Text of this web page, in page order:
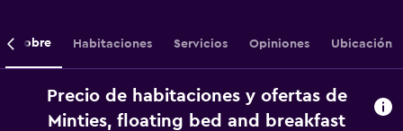
Sobre Habitaciones Servicios Opiniones Ubicación
Precio de habitaciones y ofertas de
Minties, floating bed and breakfast